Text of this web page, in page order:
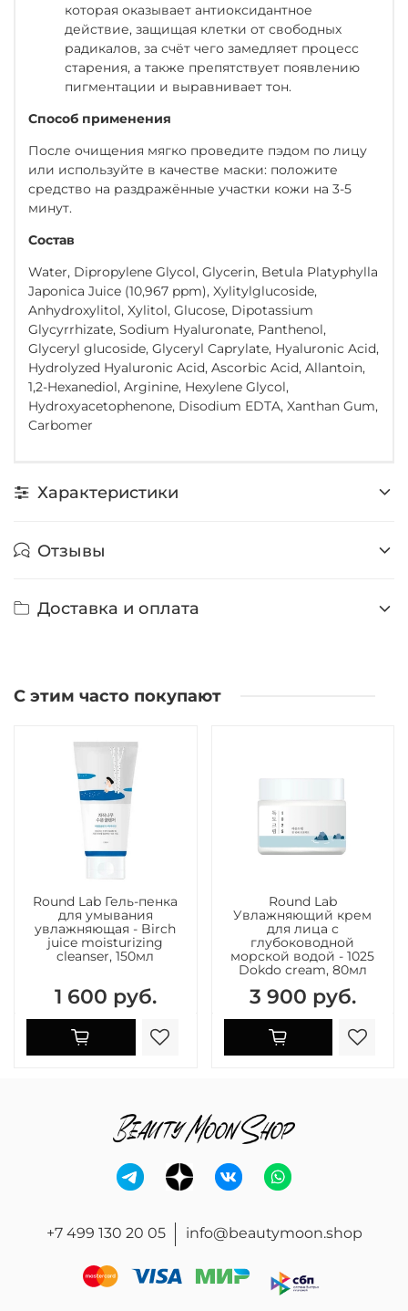
которая оказывает антиоксидантное
действие, защищая клетки от свободных
радикалов, за счёт чего замедляет процесс
старения, а также препятствует появлению
пигментации и выравнивает тон.
Способ применения
После очищения мягко проведите пэдом по лицу
или используйте в качестве маски: положите
средство на раздражённые участки кожи на 3-5
минут.
Состав
Water, Dipropylene Glycol, Glycerin, Betula Platyphylla
Japonica Juice (10,967 ppm), Xylitylglucoside,
Anhydroxylitol, Xylitol, Glucose, Dipotassium
Glycyrrhizate, Sodium Hyaluronate, Panthenol,
Glyceryl glucoside, Glyceryl Caprylate, Hyaluronic Acid,
Hydrolyzed Hyaluronic Acid, Ascorbic Acid, Allantoin,
1,2-Hexanediol, Arginine, Hexylene Glycol,
Hydroxyacetophenone, Disodium EDTA, Xanthan Gum,
Carbomer
Характеристики
Отзывы
Доставка и оплата
С этим часто покупают
Round Lab Гель-пенка
для умывания
увлажняющая - Birch
juice moisturizing
cleanser, 150мл
1 600 руб.
Round Lab
Увлажняющий крем
для лица с
глубоководной
морской водой - 1025
Dokdo cream, 80мл
3 900 руб.
+7 499 130 20 05 info@beautymoon.shop